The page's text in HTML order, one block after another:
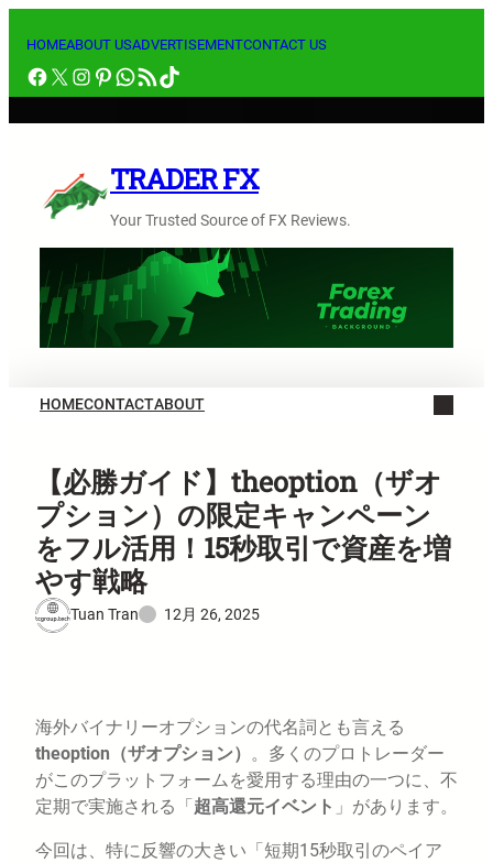
ス
キ
HOMEABOUT USADVERTISEMENTCONTACT US
Facebook
X Instagram
Pinterest
WhatsApp
RSS フィードTikTok
TRADER FX
Your Trusted Source of FX Reviews.
HOMECONTACTABOUT
【必勝ガイド】theoption（ザオ
プション）の限定キャンペーン
をフル活用！15秒取引で資産を増
やす戦略
Tuan Tran 12月 26, 2025
海外バイナリーオプションの代名詞とも言える
theoption（ザオプション） 。多くのプロトレーダー
がこのプラットフォームを愛用する理由の一つに、不
定期で実施される「 超高還元イベント 」があります。
今回は、特に反響の大きい「短期15秒取引のペイア